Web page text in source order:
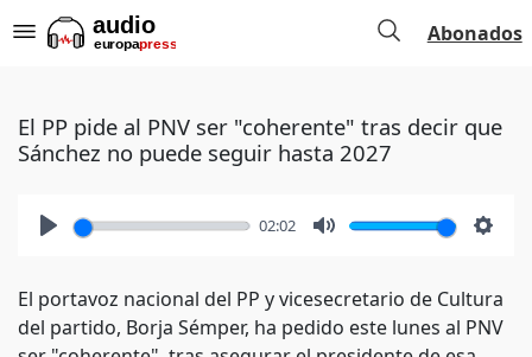
Abonados
El PP pide al PNV ser "coherente" tras decir que
Sánchez no puede seguir hasta 2027
02:02
El portavoz nacional del PP y vicesecretario de Cultura
del partido, Borja Sémper, ha pedido este lunes al PNV